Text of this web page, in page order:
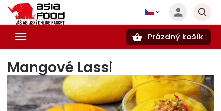
Prázdný košík
Mangové Lassi